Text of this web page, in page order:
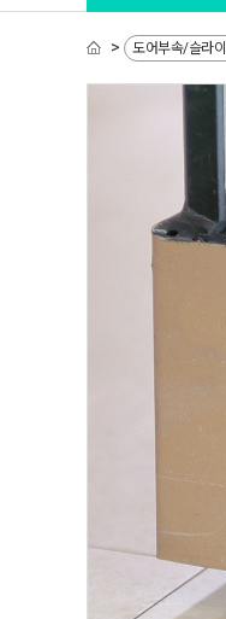
> 도어부속/슬라